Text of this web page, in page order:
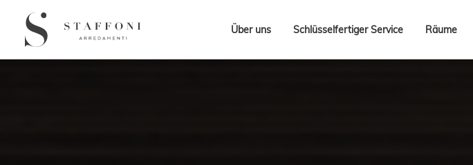
Über uns Schlüsselfertiger Service Räume